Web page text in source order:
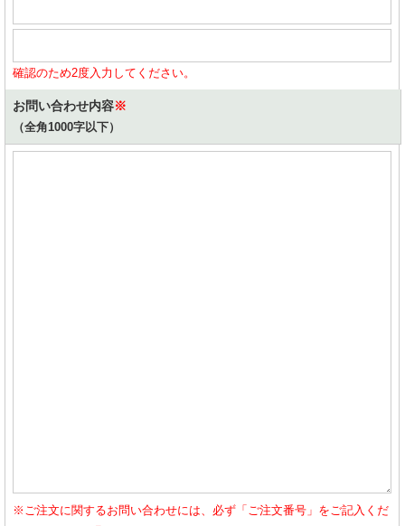
確認のため2度入力してください。
お問い合わせ内容※
（全角1000字以下）
※ご注文に関するお問い合わせには、必ず「ご注文番号」をご記入くだ